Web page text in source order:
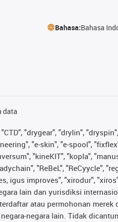
Bahasa:Bahasa
data
"drygear", "drylin",
"e-skin", "e-spool",
"kineKIT", "kopla",
"ReBeL", "ReCyycle",
igus improves", "xirodur",
lain dan yurisdiksi
atau permohonan merek
negara lain. Tidak